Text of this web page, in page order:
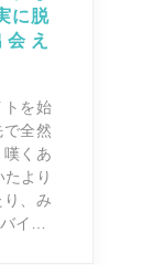
に脱
え
トを始
で全然
嘆くあ
より
り、み
イ…